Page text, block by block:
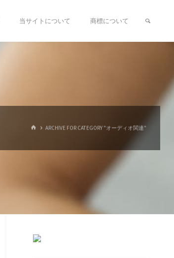
当サイトについて 商標について
ホ ARCHIVE FOR CATEGORY "オーディオ関連"